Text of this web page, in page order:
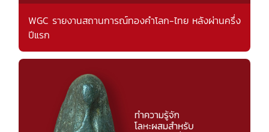
WGC รายงานสถานการณ์ทองคำโลก-ไทย หลังผ่านครึ่ง
ปีแรก